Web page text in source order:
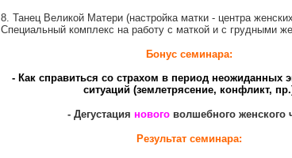
8. Танец Великой Матери (настройка матки - центра
Специальный комплекс на работу с маткой и с грудными
Бонус семинара:
- Как справиться со страхом в период неожиданных
ситуаций (землетрясение, конфликт,
- Дегустациянового волшебного женского
Результат семинара: